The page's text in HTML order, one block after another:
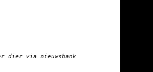
dier via nieuwsbank